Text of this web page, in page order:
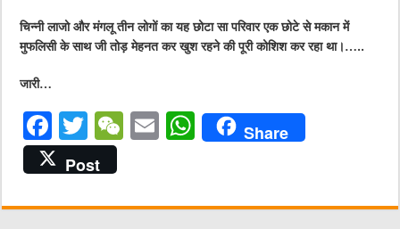
चिन्नी लाजो और मंगलू तीन लोगों का यह छोटा सा परिवार एक छोटे से मकान में
मुफलिसी के साथ जी तोड़ मेहनत कर खुश रहने की पूरी कोशिश कर रहा था।…..
जारी…
F
a
c
e
T
w
it
te
W
h
E
l
W
s
Share
Post